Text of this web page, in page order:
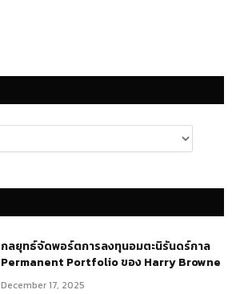
กลยุทธ์​จัดพอร์ตการลงทุนอมตะนิรันดร์กาล
Permanent Portfolio ของ Harry Browne
December 17, 2025